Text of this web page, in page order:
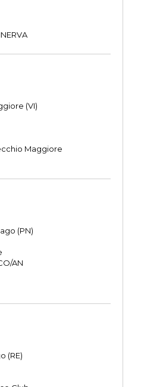
(VI)
Maggiore
(PN)
AN
(RE)